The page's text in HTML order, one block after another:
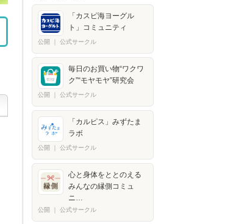
「カスピ海ヨーグル
ト」コミュニティ
公開 公式サークル
毎日のお買い物“ワクワ
ク”“モヤモヤ”研究会
公開 公式サークル
「カルピス」みずたま
ラボ
公開 公式サークル
心と身体をととのえる
みんなの縁側コミュ
ニ…
公開 公式サークル